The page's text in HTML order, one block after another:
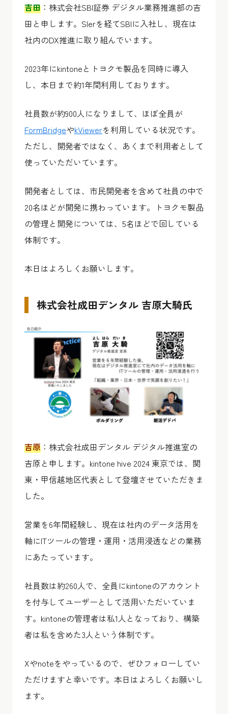
吉田 ：株式会社SBI証券 デジタル業務推進部の吉
田と申します。SIerを経てSBIに入社し、現在は
社内のDX推進に取り組んでいます。
2023年にkintoneとトヨクモ製品を同時に導入
し、本日まで約1年間利用しております。
社員数が約900人になりまして、ほぼ全員が
FormBridgeやkViewerを利用している状況です。
ただし、開発者ではなく、あくまで利用者として
使っていただいています。
開発者としては、市民開発者を含めて社員の中で
20名ほどが開発に携わっています。トヨクモ製品
の管理と開発については、5名ほどで回している
体制です。
本日はよろしくお願いします。
株式会社成田デンタル 吉原大騎氏
吉原 ：株式会社成田デンタル デジタル推進室の
吉原と申します。kintone hive 2024 東京では、関
東・甲信越地区代表として登壇させていただきま
した。
営業を6年間経験し、現在は社内のデータ活用を
軸にITツールの管理・運用・活用浸透などの業務
にあたっています。
社員数は約260人で、全員にkintoneのアカウント
を付与してユーザーとして活用いただいていま
す。kintoneの管理者は私1人となっており、構築
者は私を含めた3人という体制です。
Xやnoteをやっているので、ぜひフォローしてい
ただけますと幸いです。本日はよろしくお願いし
ます。